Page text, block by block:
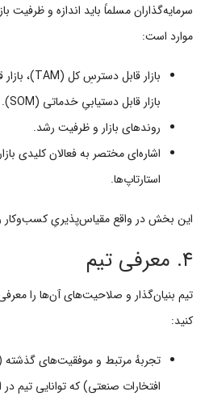
سرمایه‌گذاران مسلماً باید اندازه و ظرفیت
موارد است:
بازار قابل دستیابیِ خدماتی (SOM).
روندهای بازار و ظرفیت رشد.
اشاره‌ای مختصر به فعالان کلیدی
استارتاپ‌ها.
این بخش در واقع مقیاس‌پذیریِ کسب‌وکار
۴. معرفی تیم
تیم بنیان‌گذار و صلاحیت‌های آن‌ها را
کنید:
تجربهٔ مرتبط و موفقیت‌های گذشته
افتخارات صنعتی) که توانایی تیم